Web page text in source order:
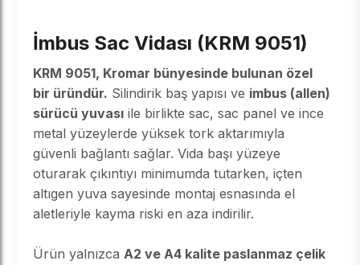
İmbus Sac Vidası (KRM 9051)
KRM 9051, Kromar bünyesinde bulunan özel
bir üründür. Silindirik baş yapısı ve imbus (allen)
sürücü yuvası ile birlikte sac, sac panel ve ince
metal yüzeylerde yüksek tork aktarımıyla
güvenli bağlantı sağlar. Vida başı yüzeye
oturarak çıkıntıyı minimumda tutarken, içten
altıgen yuva sayesinde montaj esnasında el
aletleriyle kayma riski en aza indirilir.
Ürün yalnızca A2 ve A4 kalite paslanmaz çelik